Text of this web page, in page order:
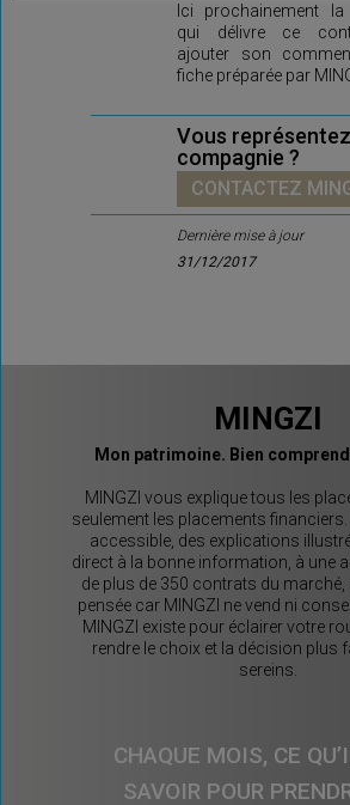
Ici prochainement la
qui délivre ce
ajouter son
fiche préparée par
Vous
compagnie ?
CONTACTEZ
Dernière mise à jour
31/12/2017
MINGZI
Mon patrimoine. Bien
MINGZI vous explique tous les
seulement les placements
accessible, des explications
direct à la bonne information, à une
de plus de 350 contrats du marché,
pensée car MINGZI ne vend ni
MINGZI existe pour éclairer votre
rendre le choix et la décision plus
sereins.
CHAQUE MOIS, CE
SAVOIR POUR